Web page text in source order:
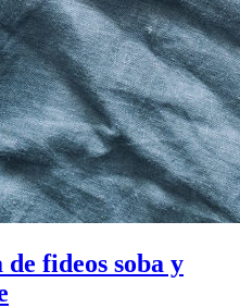
de fideos soba y